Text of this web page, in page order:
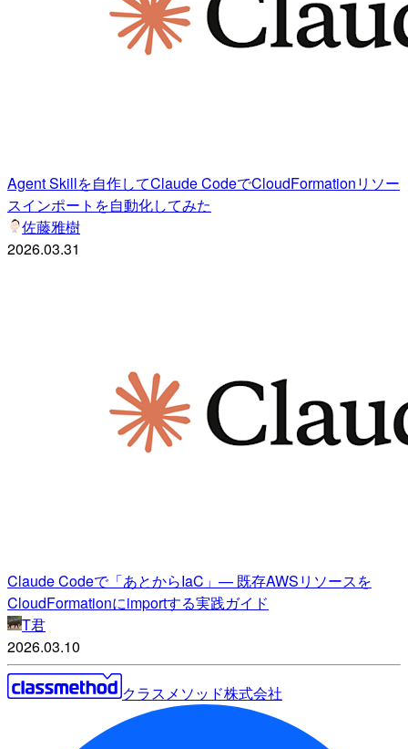
Agent Skillを自作してClaude CodeでCloudFormationリソー
スインポートを自動化してみた
佐藤雅樹
2026.03.31
Claude Codeで「あとからIaC」— 既存AWSリソースを
CloudFormationにimportする実践ガイド
T君
2026.03.10
クラスメソッド株式会社